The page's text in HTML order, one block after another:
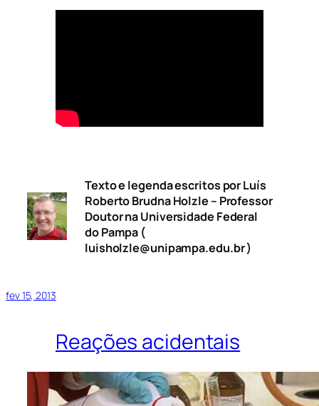
Texto e legenda escritos por Luís
Roberto Brudna Holzle – Professor
Doutor na Universidade Federal
do Pampa (
luisholzle@unipampa.edu.br )
fev 15, 2013
Reações acidentais